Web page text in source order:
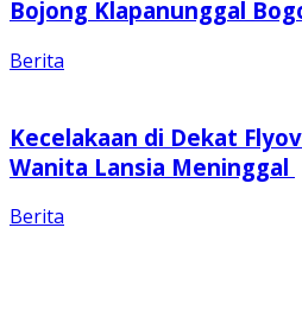
Bojong Klapanunggal
Berita
Kecelakaan di Dekat
Wanita Lansia Meninggal
Berita